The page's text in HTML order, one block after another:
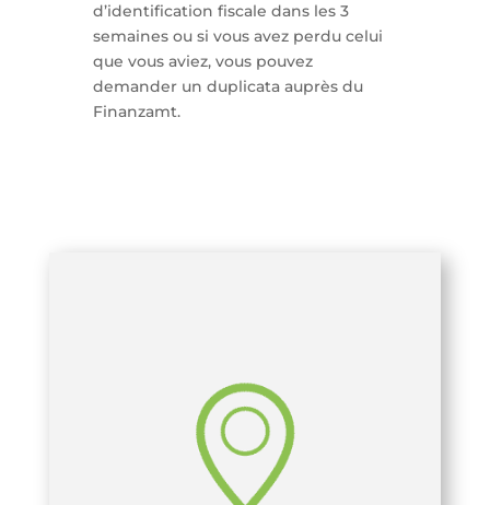
d’identification fiscale dans les 3
semaines ou si vous avez perdu celui
que vous aviez, vous pouvez
demander un duplicata auprès du
Finanzamt.